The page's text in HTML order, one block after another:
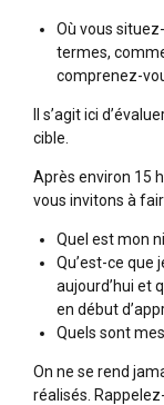
Où vous
termes,
comprenez-
Il s’agit ici
cible.
Après environ 15
vous invitons à
Quel est mon
Qu’est-ce que
aujourd’hui et
en début
Quels sont
On ne se rend
réalisés.